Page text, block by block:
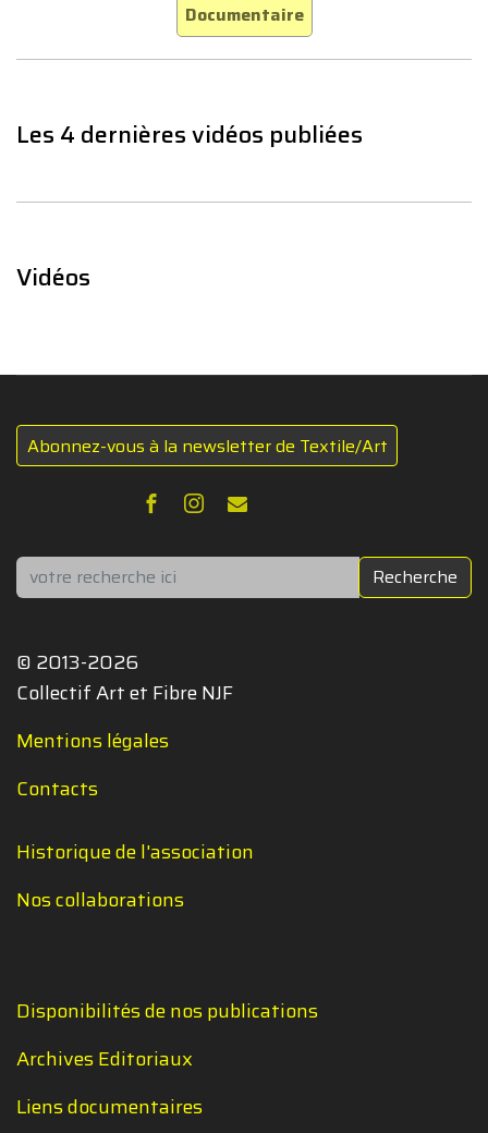
Documentaire
Les 4 dernières vidéos publiées
Vidéos
Abonnez-vous à la newsletter de Textile/Art
Rechercher Recherche
© 2013-2026
Collectif Art et Fibre NJF
Mentions légales
Contacts
Historique de l'association
Nos collaborations
Disponibilités de nos publications
Archives Editoriaux
Liens documentaires